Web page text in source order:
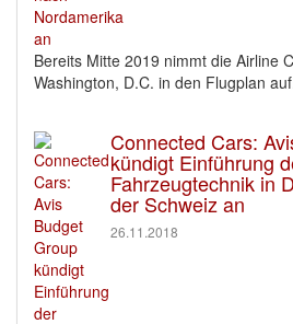
Bereits Mitte 2019 nimmt die Airline
Washington, D.C. in den Flugplan
Connected Cars:
kündigt Einführung
Fahrzeugtechnik in
der Schweiz an
26.11.2018